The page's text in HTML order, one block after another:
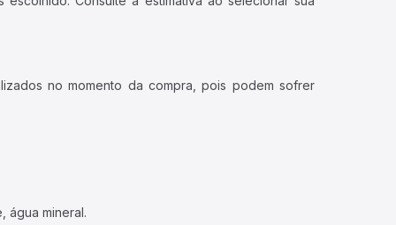
no momento da compra, pois podem sofrer
água mineral.